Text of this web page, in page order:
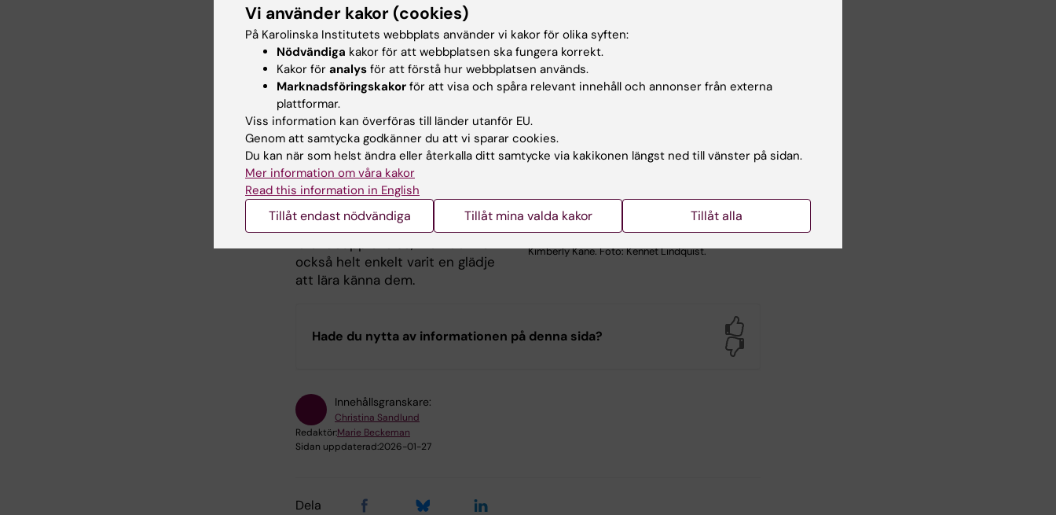
Kimberly Kane. Foto: Kennet Lindquist.
Forskarutbildningen har gett mig
den introduktion till kvantitativa
metoder som jag hoppades på
när jag ansökte. Kurserna om
komplexa interventioner och
epidemiologi var särskilt givande
och har gjort att jag vill arbeta
mer med den typen av forskning
i framtiden. Förmodligen var det
bästa ändå att träffa och lära
känna mina medstudenter. Deras
olika bakgrunder och entusiasm
för sin forskning berikade min
också helt enkelt varit en glädje
att lära känna dem.
Hade du nytta av informationen på denna sida?
Innehållsgranskare:
Christina Sandlund
Redaktör:Marie Beckeman
Sidan uppdaterad:2026-01-27
Dela
Vi använder kakor (cookies)
På Karolinska Institutets webbplats använder vi kakor för olika syften:
Nödvändiga kakor för att webbplatsen ska fungera korrekt.
Kakor för analys för att förstå hur webbplatsen används.
Marknadsföringskakor för att visa och spåra relevant innehåll och annonser från externa
plattformar.
Viss information kan överföras till länder utanför EU.
Genom att samtycka godkänner du att vi sparar cookies.
Du kan när som helst ändra eller återkalla ditt samtycke via kakikonen längst ned till vänster på sidan.
Mer information om våra kakor
Read this information in English
Tillåt endast nödvändiga Tillåt mina valda kakor Tillåt alla